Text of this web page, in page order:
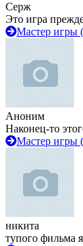
Серж
Это игра
Мастер игры
Аноним
Наконец-то
Мастер игры
никита
тупого фильма